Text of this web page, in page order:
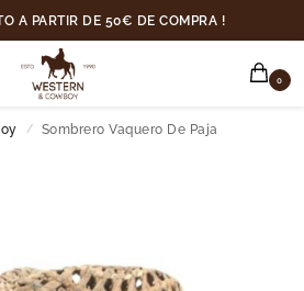
A PARTIR DE 50€ DE COMPRA !
0
/ Sombrero Vaquero De Paja